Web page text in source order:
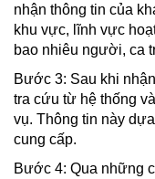
nhận thông tin của
khu vực, lĩnh vực
bao nhiêu người, ca
Bước 3: Sau khi
tra cứu từ hệ thống
vụ. Thông tin này
cung cấp.
Bước 4: Qua những